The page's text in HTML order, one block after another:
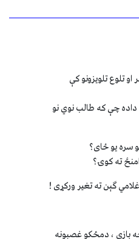
تلوع تلويزونو کې
چې که طالب نوي نو
سره يو ځای؟
ته کوۍ؟
ګېن ته تغير ورکړی !
بازي ، دمځکو غصبونه